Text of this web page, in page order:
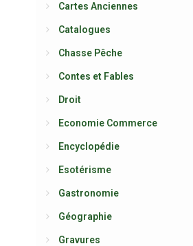
Cartes Anciennes
Catalogues
Chasse Pêche
Contes et Fables
Droit
Economie Commerce
Encyclopédie
Esotérisme
Gastronomie
Géographie
Gravures